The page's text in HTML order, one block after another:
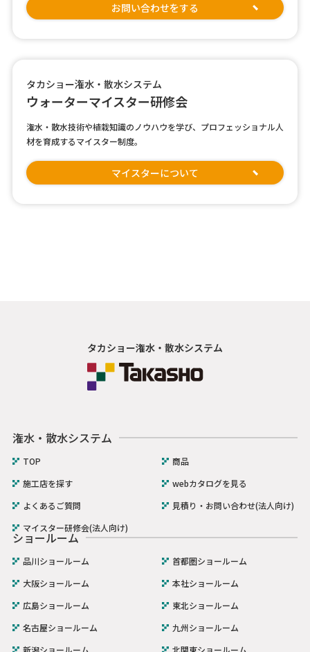
お問い合わせをする
タカショー潅水・散水システム
ウォーターマイスター研修会
潅水・散水技術や植栽知識のノウハウを学び、プロフェッショナル人
材を育成するマイスター制度。
マイスターについて
タカショー潅水・散水システム
潅水・散水システム
TOP
商品
施工店を探す
webカタログを見る
よくあるご質問
見積り・お問い合わせ(法人向け)
マイスター研修会(法人向け)
ショールーム
品川ショールーム
首都圏ショールーム
大阪ショールーム
本社ショールーム
広島ショールーム
東北ショールーム
名古屋ショールーム
九州ショールーム